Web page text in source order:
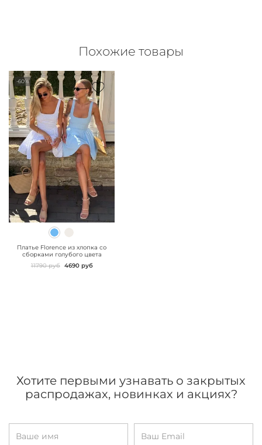
Похожие товары
-60%
" class="js-prevent-
Платье Florence из хлопка со
сборками голубого цвета
11790 руб 4690 руб
Хотите первыми узнавать о закрытых
распродажах, новинках и акциях?